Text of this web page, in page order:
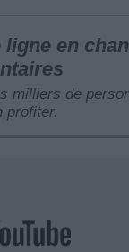
en
milliers de
profiter.